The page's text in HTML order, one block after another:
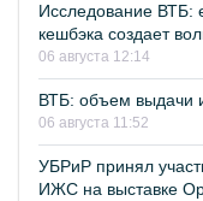
Исследование ВТБ:
кешбэка создает
06 августа 12:14
ВТБ: объем выдачи
06 августа 11:52
УБРиР принял
ИЖС на выставке